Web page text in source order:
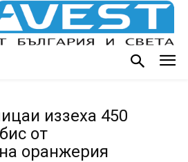
иззеха 450
от
оранжерия